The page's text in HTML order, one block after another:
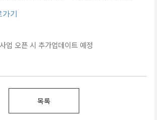
기
업 오픈 시 추가업데이트 예정
목록